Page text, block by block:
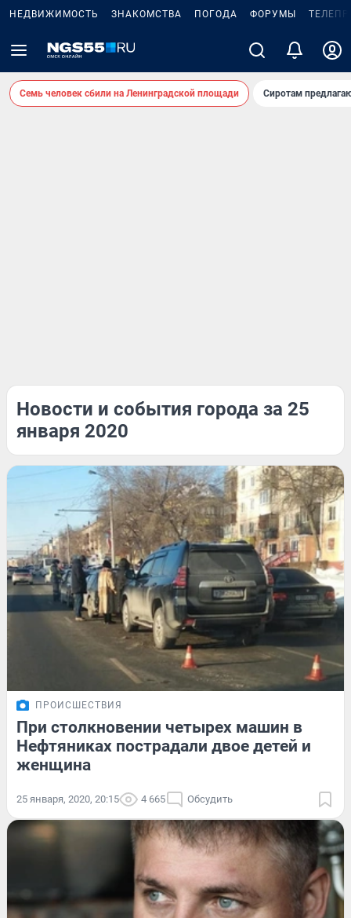
НЕДВИЖИМОСТЬ ЗНАКОМСТВА ПОГОДА ФОРУМЫ
Семь человек сбили на Ленинградской площади Сиротам
Новости и события города за 25
января 2020
ПРОИСШЕСТВИЯ
При столкновении четырех машин в
Нефтяниках пострадали двое детей и
женщина
25 января, 2020, 20:15 4 665 Обсудить